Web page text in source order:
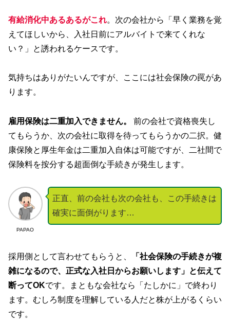
有給消化中あるあるがこれ。次の会社から「早く業務を覚
えてほしいから、入社日前にアルバイトで来てくれな
い？」と誘われるケースです。
気持ちはありがたいんですが、ここには社会保険の罠があ
ります。
雇用保険は二重加入できません。
前の会社で資格喪失し
てもらうか、次の会社に取得を待ってもらうかの二択。健
康保険と厚生年金は二重加入自体は可能ですが、二社間で
保険料を按分する超面倒な手続きが発生します。
PAPAO
正直、前の会社も次の会社も、この手続きは
確実に面倒がります…
採用側として言わせてもらうと、
「社会保険の手続きが複
雑になるので、正式な入社日からお願いします」と伝えて
断ってOKです。まともな会社なら「たしかに」で終わり
ます。むしろ制度を理解している人だと株が上がるくらい
です。